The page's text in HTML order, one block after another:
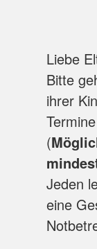
Liebe
Bitte
ihrer
(
Jeden
eine